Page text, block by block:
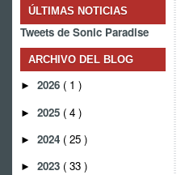
ÚLTIMAS NOTICIAS
Tweets de Sonic Paradise
ARCHIVO DEL BLOG
► 2026 ( 1 )
► 2025 ( 4 )
► 2024 ( 25 )
► 2023 ( 33 )